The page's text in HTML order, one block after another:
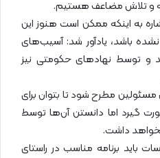
و تلاش مضاعف هستیم.
به اینکه ممکن است هنوز این
باشد، یادآور شد: آسیب‌های
و توسط نهادهای حکومتی نیز
مسئولین مطرح شود تا بتوان برای
گیرد اما دانستن آن‌ها توسط
داشت.
باید برنامه مناسب در راستای